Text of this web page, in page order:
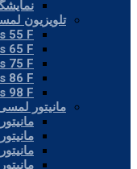
نمایشگر
تلویزیون
55 F
65 F
75 F
86 F
98 F
مانیتور
مانیتور
مانیتور
مانیتور
مانیتور